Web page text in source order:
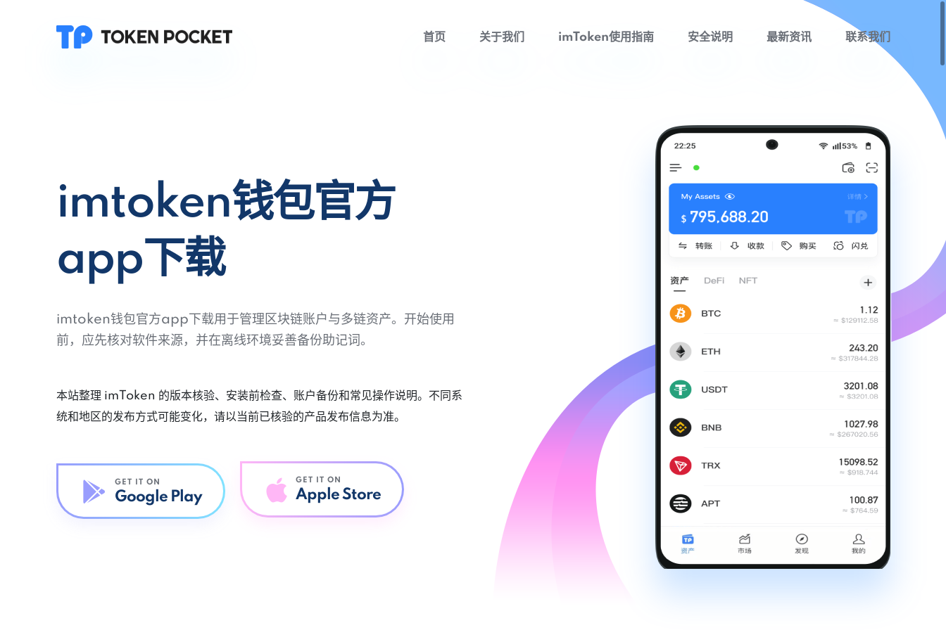
首页 关于我们 imToken使用指南 安全说明 最新资讯 联系我们
imtoken钱包官方
app下载
imtoken钱包官方app下载用于管理区块链账户与多链资产。开始使用
前，应先核对软件来源，并在离线环境妥善备份助记词。
本站整理 imToken 的版本核验、安装前检查、账户备份和常见操作说明。不同系
统和地区的发布方式可能变化，请以当前已核验的产品发布信息为准。
GET IT ON
Google Play
GET IT ON
Apple Store